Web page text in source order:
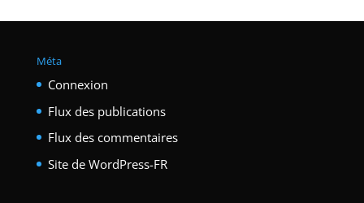
Méta
Connexion
Flux des publications
Flux des commentaires
Site de WordPress-FR